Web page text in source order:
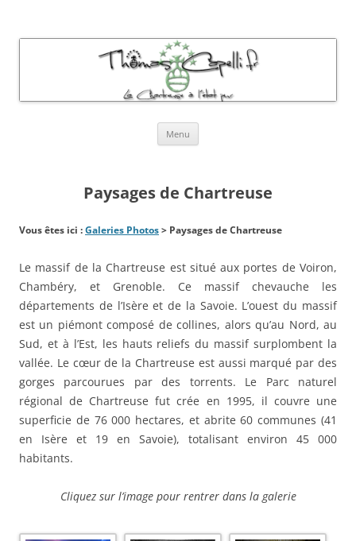
Menu
Paysages de Chartreuse
Vous êtes ici :Galeries Photos> Paysages de Chartreuse
Le massif de la Chartreuse est situé aux portes de Voiron,
Chambéry, et Grenoble. Ce massif chevauche les
départements de l’Isère et de la Savoie. L’ouest du massif
est un piémont composé de collines, alors qu’au Nord, au
Sud, et à l’Est, les hauts reliefs du massif surplombent la
vallée. Le cœur de la Chartreuse est aussi marqué par des
gorges parcourues par des torrents. Le Parc naturel
régional de Chartreuse fut crée en 1995, il couvre une
superficie de 76 000 hectares, et abrite 60 communes (41
en Isère et 19 en Savoie), totalisant environ 45 000
habitants.
Cliquez sur l’image pour rentrer dans la galerie